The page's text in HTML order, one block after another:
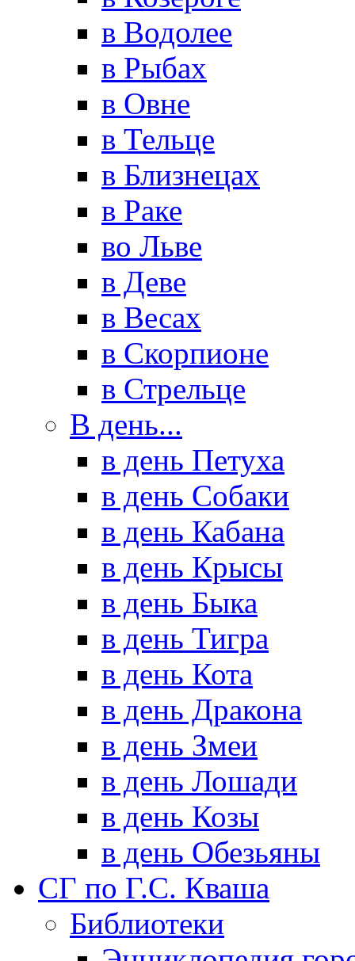
в Водолее
в Рыбах
в Овне
в Тельце
в Близнецах
в Раке
во Льве
в Деве
в Весах
в Скорпионе
в Стрельце
В день...
в день Петуха
в день Собаки
в день Кабана
в день Крысы
в день Быка
в день Тигра
в день Кота
в день Дракона
в день Змеи
в день Лошади
в день Козы
в день Обезьяны
СГ по Г.С. Кваша
Библиотеки